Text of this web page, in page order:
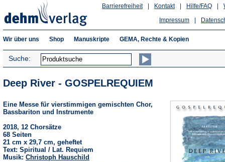
Hilfe/FAQ
Kontakt
Barrierefreiheit
Impressum
Wir über uns Shop Manuskripte GEMA, Rechte & Kopien
Suche:
Deep River - GOSPELREQUIEM
Eine Messe für vierstimmigen gemischten Chor,
Bassbariton und Instrumente
2018, 12 Chorsätze
68 Seiten
21 cm x 29,7 cm, geheftet
Text: Spiritual / Lat. Requiem
Musik: Christoph Hauschild